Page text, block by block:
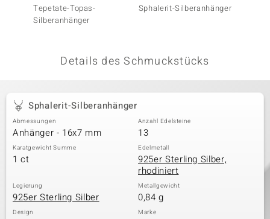
Classics
Tepetate-Topas-
Silberanhänger
Sphalerit-Silberanhänger
Details des Schmuckstücks
Sphalerit-Silberanhänger
Abmessungen
Anhänger - 16x7 mm
Anzahl Edelsteine
13
Karatgewicht Summe
1 ct
Edelmetall
925er Sterling Silber,
rhodiniert
Legierung
925er Sterling Silber
Metallgewicht
0,84 g
Design Marke